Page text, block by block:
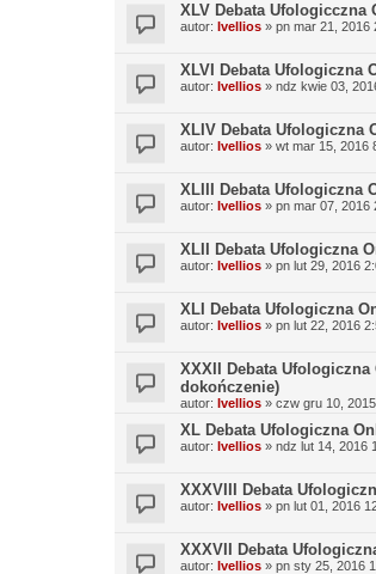
XLV Debata Ufologicczna
autor: Ivellios » pn mar 21, 2016
XLVI Debata Ufologiczna
autor: Ivellios » ndz kwie 03,
XLIV Debata Ufologiczna
autor: Ivellios » wt mar 15, 2016
XLIII Debata Ufologiczna
autor: Ivellios » pn mar 07, 2016
XLII Debata Ufologiczna
autor: Ivellios » pn lut 29, 2016
XLI Debata Ufologiczna
autor: Ivellios » pn lut 22, 2016
XXXII Debata
dokończenie)
autor: Ivellios » czw gru 10,
XL Debata Ufologiczna
autor: Ivellios » ndz lut 14, 2016
XXXVIII Debata
autor: Ivellios » pn lut 01, 2016
XXXVII Debata
autor: Ivellios » pn sty 25, 2016